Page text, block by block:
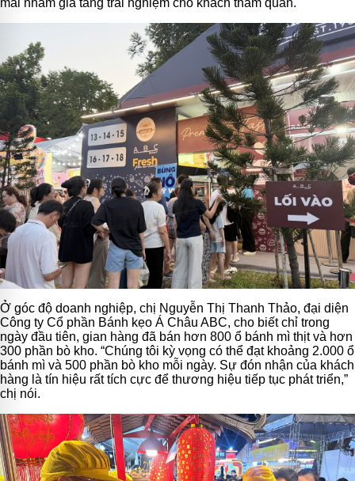
Ở góc độ doanh nghiệp, chị Nguyễn Thị Thanh Thảo, đại diện
Công ty Cổ phần Bánh kẹo Á Châu ABC, cho biết chỉ trong
ngày đầu tiên, gian hàng đã bán hơn 800 ổ bánh mì thịt và hơn
300 phần bò kho. “Chúng tôi kỳ vọng có thể đạt khoảng 2.000 ổ
bánh mì và 500 phần bò kho mỗi ngày. Sự đón nhận của khách
hàng là tín hiệu rất tích cực để thương hiệu tiếp tục phát triển,”
chị nói.